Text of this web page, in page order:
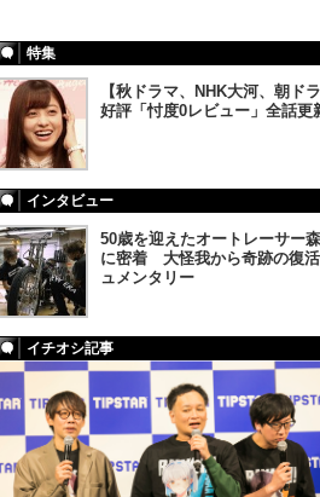
特集
【秋ドラマ、NHK大河、朝ド
好評「忖度0レビュー」全話更
インタビュー
50歳を迎えたオートレーサー
に密着 大怪我から奇跡の復
ュメンタリー
イチオシ記事